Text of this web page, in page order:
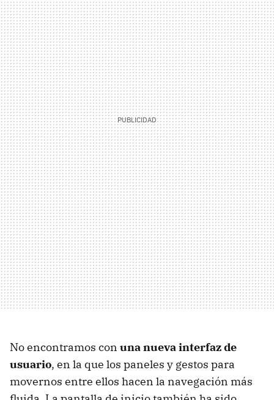
No encontramos con una nueva interfaz de
usuario, en la que los paneles y gestos para
movernos entre ellos hacen la navegación más